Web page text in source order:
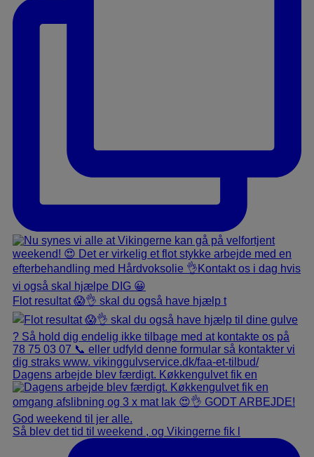
Flot resultat 😱👌 skal du også have hjælp t
Dagens arbejde blev færdigt. Køkkengulvet fik en
Så blev det tid til weekend , og Vikingerne fik l